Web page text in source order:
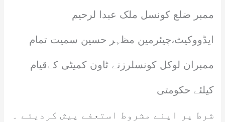
ممبر ضلع کونسل ملک عبدا لرحیم
ایڈووکیٹ،چیئرمین مظہر حسین سمیت تمام
ممبران لوکل کونسلرزنے ٹاون کمیٹی کےقیام
کیلئے حکومتی
شرط پر اپنے مشروط استعفے پیش کردیئے ۔